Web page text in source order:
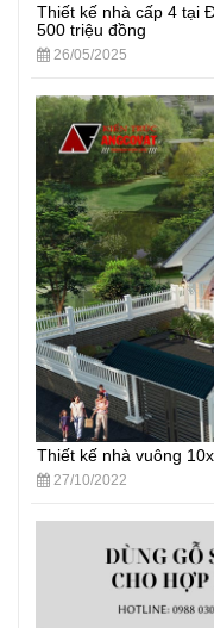
Thiết kế nhà cấp 4 tại
500 triệu đồng
26/05/2025
Thiết kế nhà vuông
27/10/2022